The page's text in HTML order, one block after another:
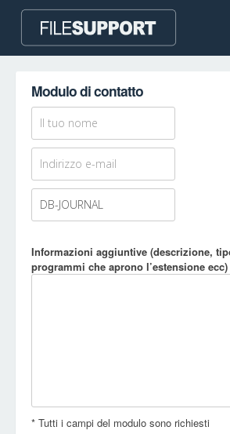
Contatto
Language
AGGIUNGI UN’ESTENSIONE
Modulo di contatto
Informazioni aggiuntive (descrizione,
programmi che aprono l’estensione ecc)
* Tutti i campi del modulo sono richiesti